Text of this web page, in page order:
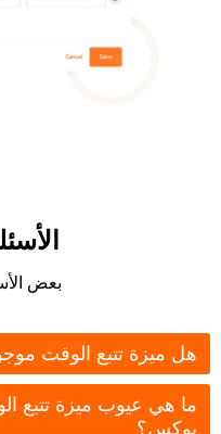
بعض
هل ميزة تتبع الوقت
ما هي عيوب ميزة تتبع
بوكس؟